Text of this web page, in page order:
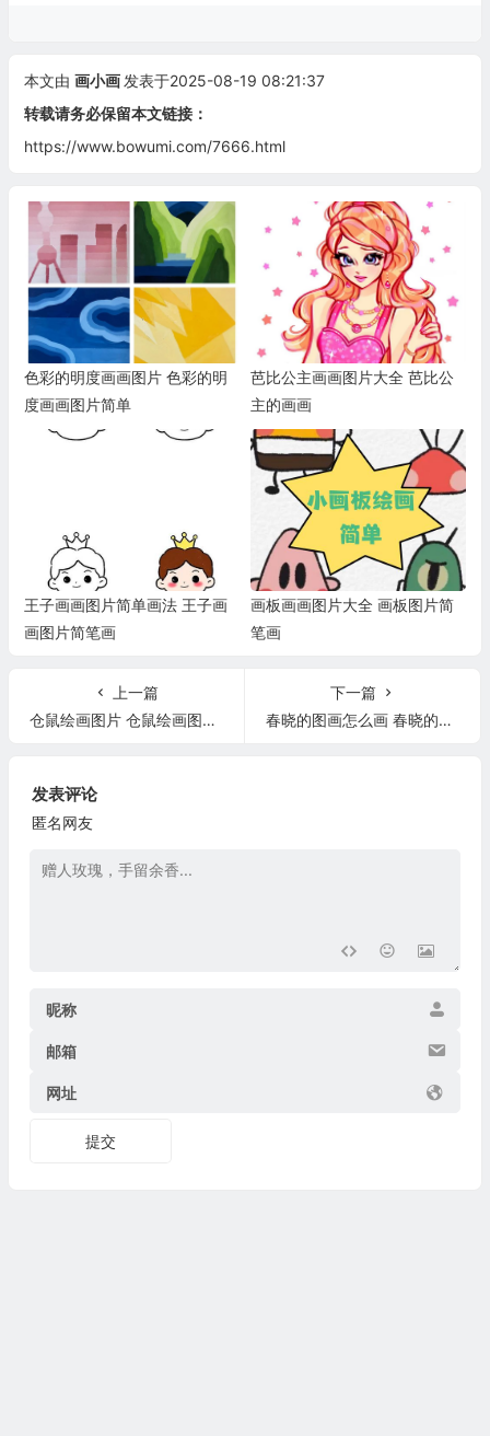
本文由 画小画 发表于2025-08-19 08:21:37
转载请务必保留本文链接：
https://www.bowumi.com/7666.html
色彩的明度画画图片 色彩的明
度画画图片简单
芭比公主画画图片大全 芭比公
主的画画
王子画画图片简单画法 王子画
画图片简笔画
画板画画图片大全 画板图片简
笔画
上一篇
仓鼠绘画图片 仓鼠绘画图片简单
下一篇
春晓的图画怎么画 春晓的图画怎么画的
发表评论
匿名网友
昵称
邮箱
网址
提交